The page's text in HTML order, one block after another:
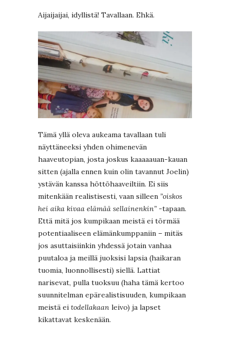
Aijaijaijai, idyllistä! Tavallaan. Ehkä.
Tämä yllä oleva aukeama tavallaan tuli
näyttäneeksi yhden ohimenevän
haaveutopian, josta joskus kaaaaauan-kauan
sitten (ajalla ennen kuin olin tavannut Joelin)
ystävän kanssa höttöhaaveiltiin. Ei siis
mitenkään realistisesti, vaan silleen ”oiskos
hei aika kivaa elämää sellainenkin” -tapaan.
Että mitä jos kumpikaan meistä ei törmää
potentiaaliseen elämänkumppaniin – mitäs
jos asuttaisiinkin yhdessä jotain vanhaa
puutaloa ja meillä juoksisi lapsia (haikaran
tuomia, luonnollisesti) siellä. Lattiat
narisevat, pulla tuoksuu (haha tämä kertoo
suunnitelman epärealistisuuden, kumpikaan
meistä ei todellakaan leivo) ja lapset
kikattavat keskenään.